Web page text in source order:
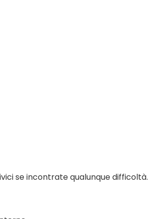
se incontrate qualunque difficoltà.